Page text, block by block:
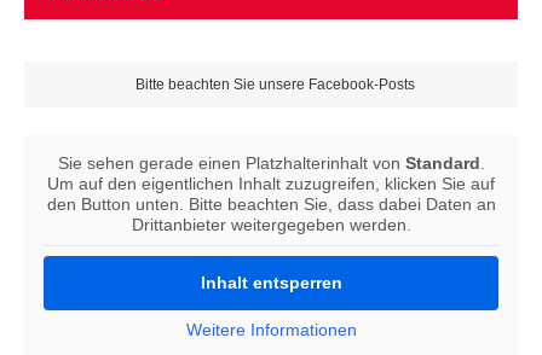
Bitte beachten Sie unsere Facebook-Posts
Sie sehen gerade einen Platzhalterinhalt von Standard
Um auf den eigentlichen Inhalt zuzugreifen, klicken Sie auf
den Button unten. Bitte beachten Sie, dass dabei Daten an
Drittanbieter weitergegeben werden.
Inhalt entsperren
Weitere Informationen